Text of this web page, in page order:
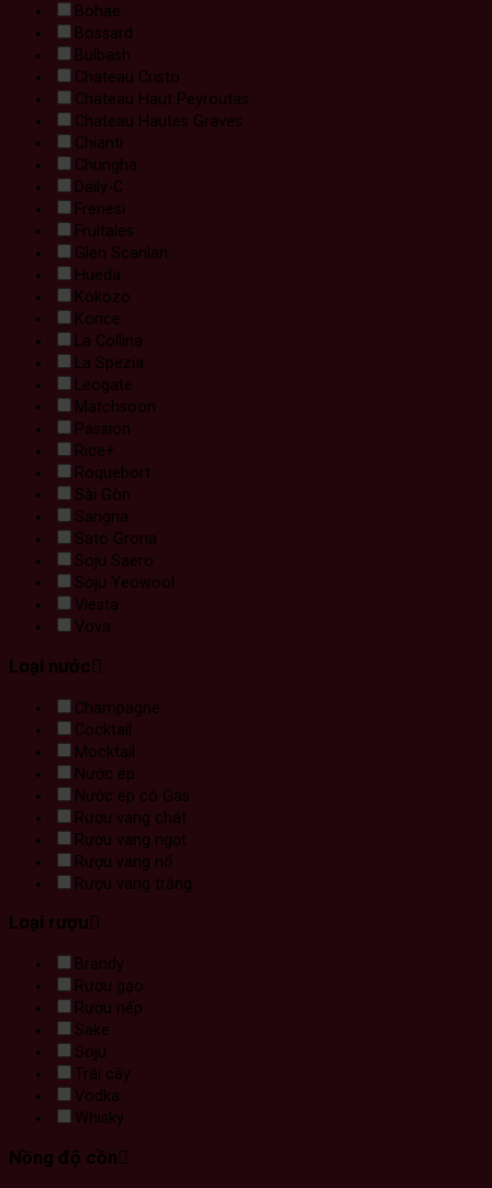
Bohae
Bossard
Bulbash
Chateau Cristo
Chateau Haut Peyroutas
Chateau Hautes Graves
Chianti
Chungha
Daily-C
Frenesi
Fruitales
Glen Scanlan
Hueda
Kokozo
Korice
La Collina
La Spezia
Leogate
Matchsoon
Passion
Rice+
Roquebort
Sài Gòn
Sangria
Sato Grona
Soju Saero
Soju Yeowool
Viesta
Vova
Loại nước
Champagne
Cocktail
Mocktail
Nước ép
Nước ép có Gas
Rượu vang chát
Rượu vang ngọt
Rượu vang nổ
Rượu vang trắng
Loại rượu
Brandy
Rượu gạo
Rượu nếp
Sake
Soju
Trái cây
Vodka
Whisky
Nồng độ cồn